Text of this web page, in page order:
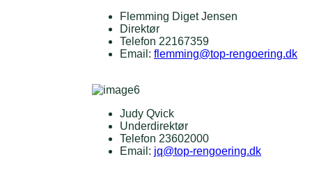
Flemming Diget Jensen
Direktør
Telefon 22167359
Email: flemming@top-rengoering.dk
Judy Qvick
Underdirektør
Telefon 23602000
Email: jq@top-rengoering.dk